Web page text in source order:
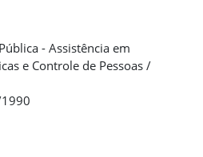
- Assistência em
e Controle de Pessoas /